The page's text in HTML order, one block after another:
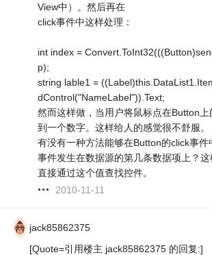
View中）。然后再在
click事件中这样处理：
int index =
p);
string lable1 =
dControl("NameLabel")).Text;
然而这样做，当用户将鼠标点在Button
到一个数字。这样给人的感觉很不舒服。
有没有一种方法能够在Button的click事件
事件发生在数据源的第几条数据项上？
直接通过这个值查找控件。
2010-11-11
jack85862375
[Quote=引用楼主 jack85862375 的回复:]